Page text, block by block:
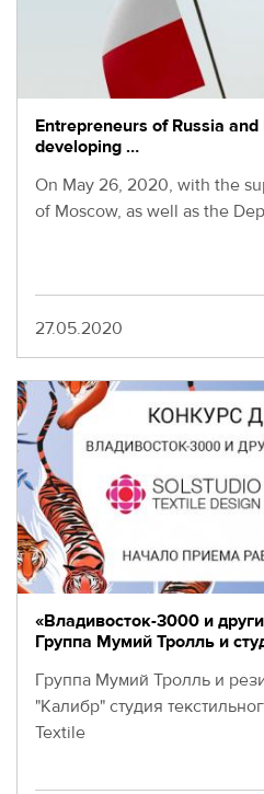
Entrepreneurs of Russia
developing …
On May 26, 2020, with the
of Moscow, as well as the
Дата
27.05.2020
«Владивосток-3000 и
Группа Мумий Тролль и
Группа Мумий Тролль и
"Калибр" студия
Textile